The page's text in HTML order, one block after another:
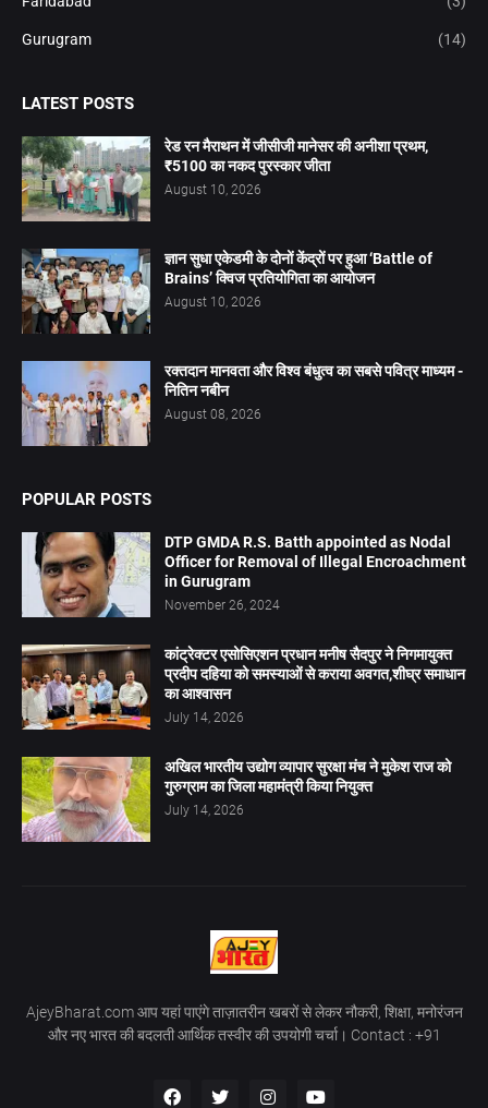
Gurugram (14)
LATEST POSTS
रेड रन मैराथन में जीसीजी मानेसर की अनीशा प्रथम,
₹5100 का नकद पुरस्कार जीता
August 10, 2026
ज्ञान सुधा एकेडमी के दोनों केंद्रों पर हुआ ‘Battle of
Brains’ क्विज प्रतियोगिता का आयोजन
August 10, 2026
रक्तदान मानवता और विश्व बंधुत्व का सबसे पवित्र माध्यम -
नितिन नबीन
August 08, 2026
POPULAR POSTS
DTP GMDA R.S. Batth appointed as Nodal
Officer for Removal of Illegal Encroachment
in Gurugram
November 26, 2024
कांट्रेक्टर एसोसिएशन प्रधान मनीष सैदपुर ने निगमायुक्त
प्रदीप दहिया को समस्याओं से कराया अवगत,शीघ्र समाधान
का आश्वासन
July 14, 2026
अखिल भारतीय उद्योग व्यापार सुरक्षा मंच ने मुकेश राज को
गुरुग्राम का जिला महामंत्री किया नियुक्त
July 14, 2026
AjeyBharat.com आप यहां पाएंगे ताज़ातरीन खबरों से लेकर नौकरी, शिक्षा, मनोरंजन
और नए भारत की बदलती आर्थिक तस्वीर की उपयोगी चर्चा। Contact : +91